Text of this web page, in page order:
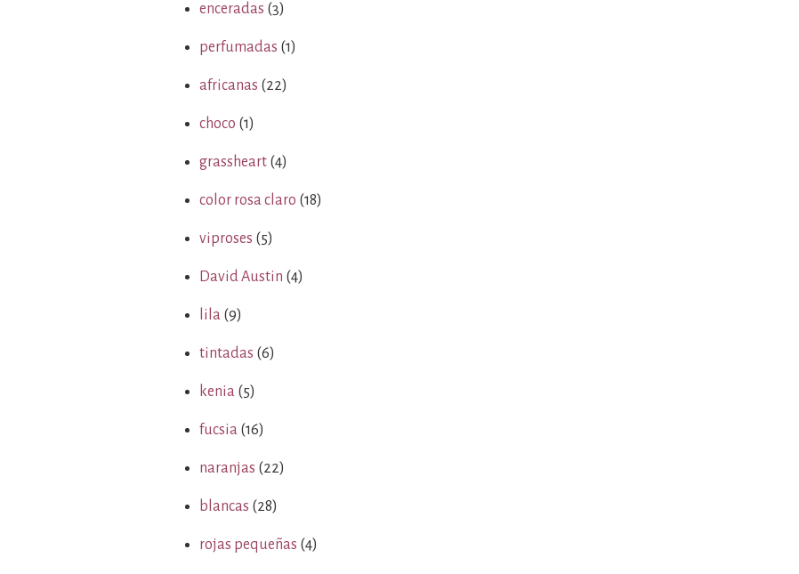
enceradas (3)
perfumadas (1)
africanas (22)
choco (1)
grassheart (4)
color rosa claro (18)
viproses (5)
David Austin (4)
lila (9)
tintadas (6)
kenia (5)
fucsia (16)
naranjas (22)
blancas (28)
rojas pequeñas (4)